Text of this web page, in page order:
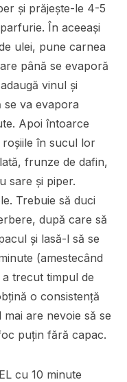
și prăjește-le 4-5
În aceeași
ulei, pune carnea
până se evaporă
vinul și
se va evapora
Apoi întoarce
roșiile în sucul lor
frunze de dafin,
sare și piper.
Trebuie să duci
după care să
și lasă-l să se
(amestecând
trecut timpul de
o consistență
are nevoie să se
puțin fără capac.
cu 10 minute